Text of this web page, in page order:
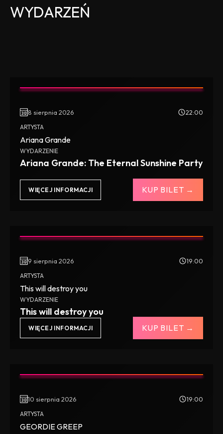
WYDARZEŃ
8 sierpnia 2026 22:00
ARTYSTA
Ariana Grande
WYDARZENIE
Ariana Grande: The Eternal Sunshine Party
WIĘCEJ INFORMACJI KUP BILET →
9 sierpnia 2026 19:00
ARTYSTA
This will destroy you
WYDARZENIE
This will destroy you
WIĘCEJ INFORMACJI KUP BILET →
10 sierpnia 2026 19:00
ARTYSTA
GEORDIE GREEP